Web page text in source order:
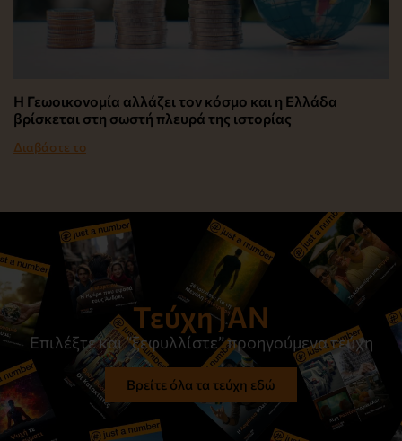
Η Γεωοικονομία αλλάζει τον κόσμο και η Ελλάδα
βρίσκεται στη σωστή πλευρά της ιστορίας
Διαβάστε το
Τεύχη JAN
Επιλέξτε και “ξεφυλλίστε” προηγούμενα τεύχη
Βρείτε όλα τα τεύχη εδώ